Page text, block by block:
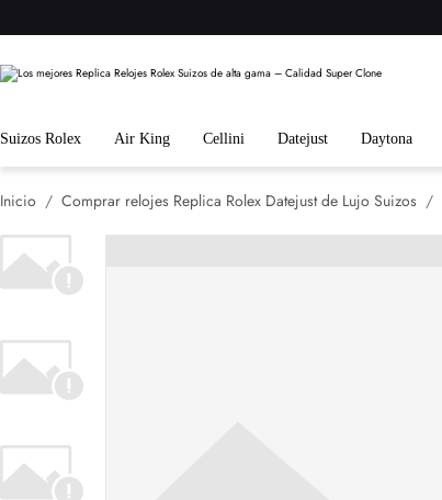
Suizos Rolex Air King Cellini Datejust Daytona
Inicio Comprar relojes Replica Rolex Datejust de Lujo Suizos